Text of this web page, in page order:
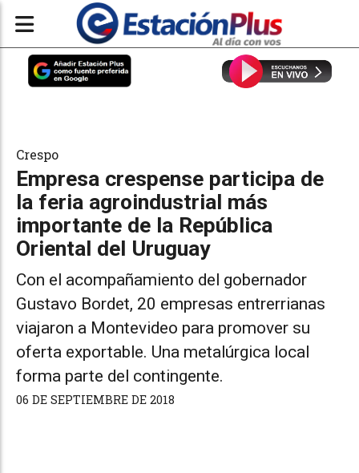
Empresa crespense participa de
la feria agroindustrial más
importante de la República
Oriental del Uruguay
Con el acompañamiento del gobernador
Gustavo Bordet, 20 empresas entrerrianas
viajaron a Montevideo para promover su
oferta exportable. Una metalúrgica local
forma parte del contingente.
Crespo
06 DE SEPTIEMBRE DE 2018